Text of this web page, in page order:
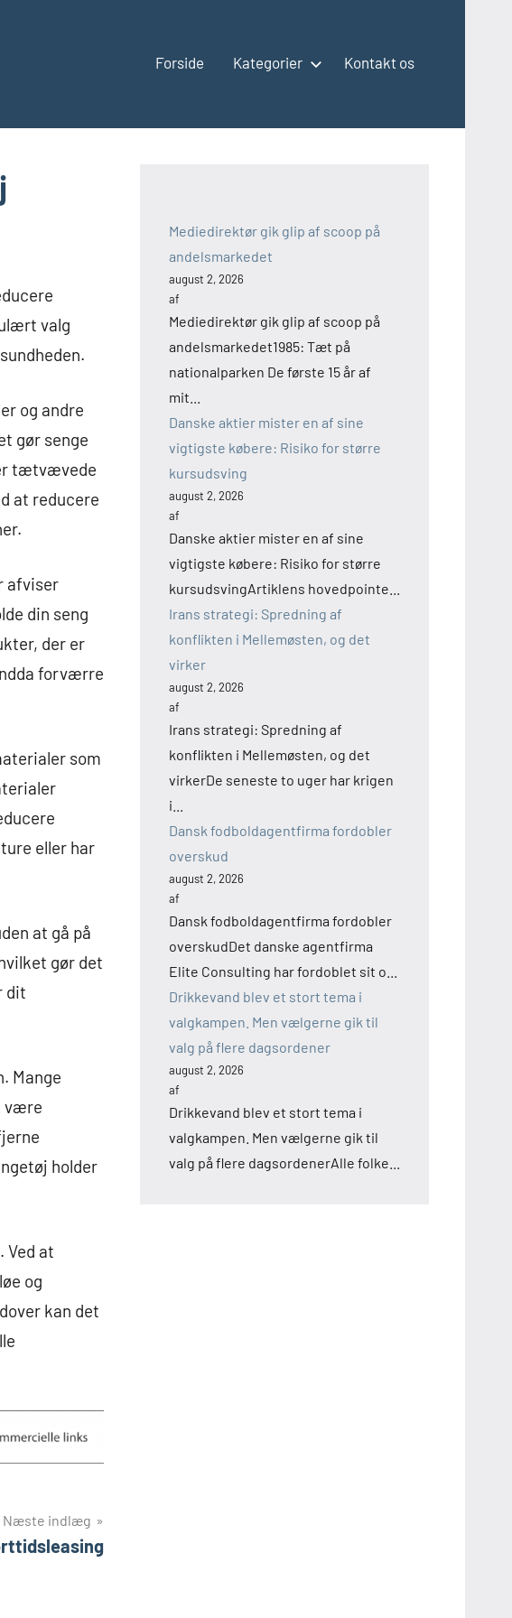
Forside Kategorier Kontakt os
valg
og andre
gør senge
tætvævede
at reducere
afviser
din seng
der er
forværre
som
eller har
at gå på
gør det
dit
Mange
være
holder
Ved at
og
kan det
Næste indlæg
Mediedirektør gik glip af scoop på
andelsmarkedet
august 2, 2026
af
Mediedirektør gik glip af scoop på
andelsmarkedet1985: Tæt på
nationalparken De første 15 år af
mit...
Danske aktier mister en af sine
vigtigste købere: Risiko for større
kursudsving
august 2, 2026
af
Danske aktier mister en af sine
vigtigste købere: Risiko for større
kursudsvingArtiklens hovedpointe...
Irans strategi: Spredning af
konflikten i Mellemøsten, og det
virker
august 2, 2026
af
Irans strategi: Spredning af
konflikten i Mellemøsten, og det
virkerDe seneste to uger har krigen
i...
Dansk fodboldagentfirma fordobler
overskud
august 2, 2026
af
Dansk fodboldagentfirma fordobler
overskudDet danske agentfirma
Elite Consulting har fordoblet sit o...
Drikkevand blev et stort tema i
valgkampen. Men vælgerne gik til
valg på flere dagsordener
august 2, 2026
af
Drikkevand blev et stort tema i
valgkampen. Men vælgerne gik til
valg på flere dagsordenerAlle folke...